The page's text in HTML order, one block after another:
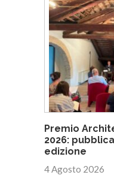
Premio
2026:
edizione
4 Agosto 2026